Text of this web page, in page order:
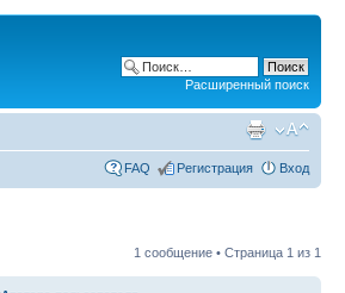
Расширенный поиск
FAQ Регистрация Вход
1 сообщение • Страница 1 из 1